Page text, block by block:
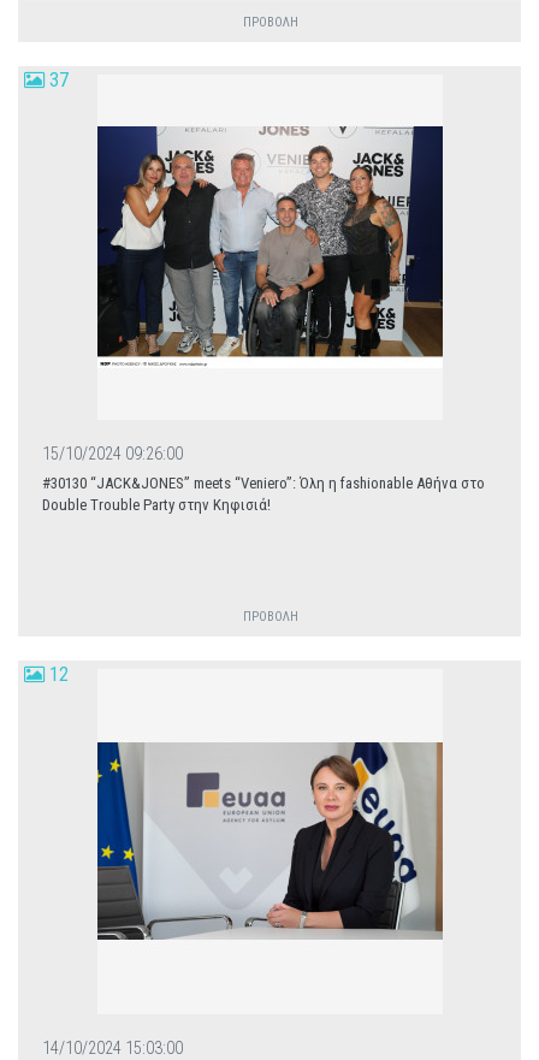
ΠΡΟΒΟΛΗ
37
15/10/2024 09:26:00
#30130 “JACK&JONES” meets “Veniero”: Όλη η fashionable Αθήνα στο
Double Trouble Party στην Κηφισιά!
ΠΡΟΒΟΛΗ
12
14/10/2024 15:03:00